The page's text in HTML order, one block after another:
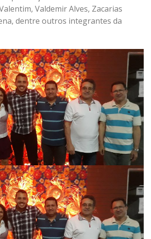
Valdemir Alves, Zacarias
dentre outros integrantes da